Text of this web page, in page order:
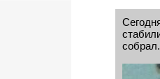
собрал.